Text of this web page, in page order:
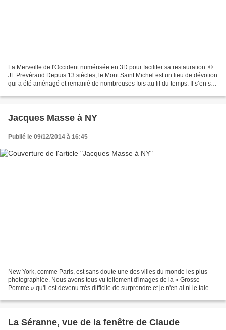
La Merveille de l'Occident numérisée en 3D pour faciliter sa restauration. ©
JF Prevéraud Depuis 13 siècles, le Mont Saint Michel est un lieu de dévotion
qui a été aménagé et remanié de nombreuses fois au fil du temps. Il s’en suit
Jacques Masse à NY
Publié le 09/12/2014 à 16:45
New York, comme Paris, est sans doute une des villes du monde les plus
photographiée. Nous avons tous vu tellement d'images de la « Grosse
Pomme » qu'il est devenu très difficile de surprendre et je n'en ai ni le talent
La Séranne, vue de la fenêtre de Claude